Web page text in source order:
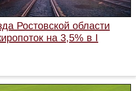
Ростовской области
на 3,5% в I